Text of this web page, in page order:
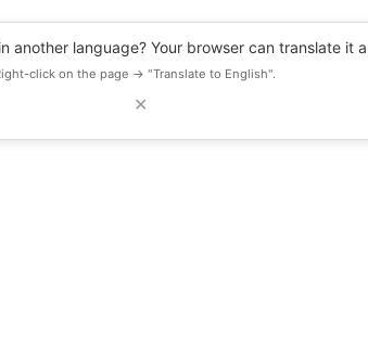
another language? Your browser can translate it
click on the page → "Translate to English".
✕
RECURSOS